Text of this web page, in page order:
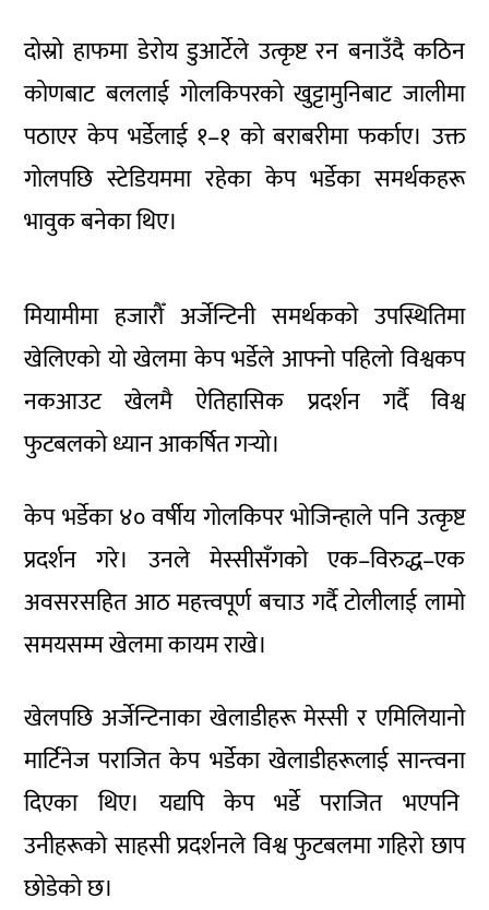
दोस्रो हाफमा डेरोय डुआर्टेले उत्कृष्ट रन बनाउँदै कठिन
कोणबाट बललाई गोलकिपरको खुट्टामुनिबाट जालीमा
पठाएर केप भर्डेलाई १–१ को बराबरीमा फर्काए। उक्त
गोलपछि स्टेडियममा रहेका केप भर्डेका समर्थकहरू
भावुक बनेका थिए।
मियामीमा हजारौँ अर्जेन्टिनी समर्थकको उपस्थितिमा
खेलिएको यो खेलमा केप भर्डेले आफ्नो पहिलो विश्वकप
नकआउट खेलमै ऐतिहासिक प्रदर्शन गर्दै विश्व
फुटबलको ध्यान आकर्षित गर्‍यो।
केप भर्डेका ४० वर्षीय गोलकिपर भोजिन्हाले पनि उत्कृष्ट
प्रदर्शन गरे। उनले मेस्सीसँगको एक–विरुद्ध–एक
अवसरसहित आठ महत्त्वपूर्ण बचाउ गर्दै टोलीलाई लामो
समयसम्म खेलमा कायम राखे।
खेलपछि अर्जेन्टिनाका खेलाडीहरू मेस्सी र एमिलियानो
मार्टिनेज पराजित केप भर्डेका खेलाडीहरूलाई सान्त्वना
दिएका थिए। यद्यपि केप भर्डे पराजित भएपनि
उनीहरूको साहसी प्रदर्शनले विश्व फुटबलमा गहिरो छाप
छोडेको छ।